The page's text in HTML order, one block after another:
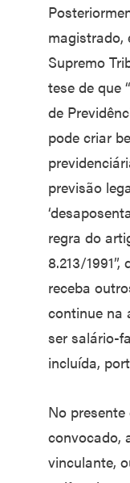
magistrado,
Supremo
tese de que
de
pode criar
previsão
regra do
8.213/
receba
continue na
ser salário-
incluída,
No
convocado,
vinculante,